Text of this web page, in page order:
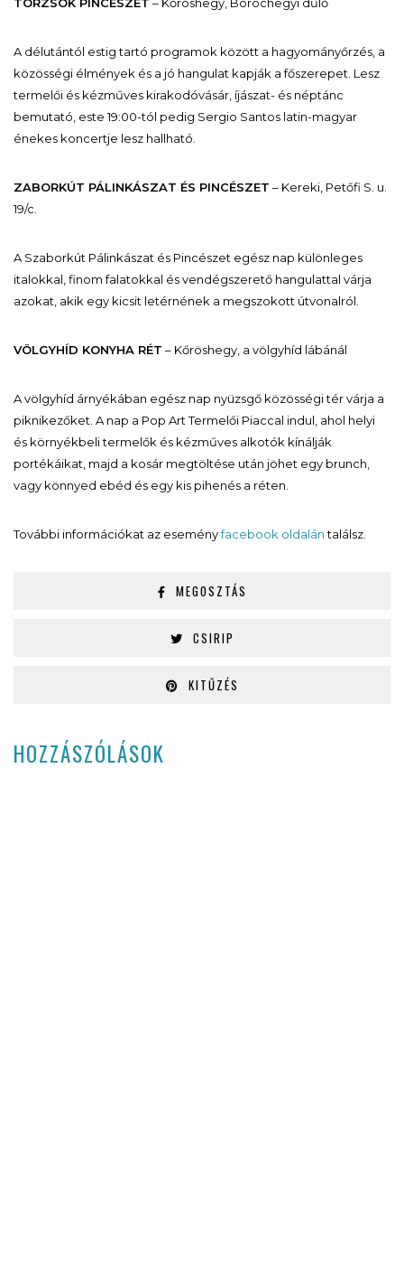
TÖRZSÖK PINCÉSZET – Kőröshegy, Borochegyi dűlő
A délutántól estig tartó programok között a hagyományőrzés, a
közösségi élmények és a jó hangulat kapják a főszerepet. Lesz
termelői és kézműves kirakodóvásár, íjászat- és néptánc
bemutató, este 19:00-tól pedig Sergio Santos latin-magyar
énekes koncertje lesz hallható.
ZABORKÚT PÁLINKÁSZAT ÉS PINCÉSZET – Kereki, Petőfi S. u.
19/c.
A Szaborkút Pálinkászat és Pincészet egész nap különleges
italokkal, finom falatokkal és vendégszerető hangulattal várja
azokat, akik egy kicsit letérnének a megszokott útvonalról.
VÖLGYHÍD KONYHA RÉT – Kőröshegy, a völgyhíd lábánál
A völgyhíd árnyékában egész nap nyüzsgő közösségi tér várja a
piknikezőket. A nap a Pop Art Termelői Piaccal indul, ahol helyi
és környékbeli termelők és kézműves alkotók kínálják
portékáikat, majd a kosár megtöltése után jöhet egy brunch,
vagy könnyed ebéd és egy kis pihenés a réten.
További információkat az eseményfacebook oldalántalálsz.
MEGOSZTÁS
CSIRIP
KITŰZÉS
HOZZÁSZÓLÁSOK